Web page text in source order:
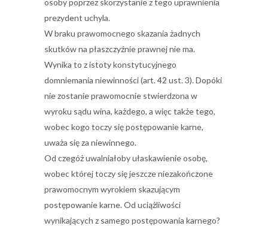
osoby poprzez skorzystanie z tego uprawnienia
prezydent uchyla.
W braku prawomocnego skazania żadnych
skutków na płaszczyźnie prawnej nie ma.
Wynika to z istoty konstytucyjnego
domniemania niewinności (art. 42 ust. 3). Dopóki
nie zostanie prawomocnie stwierdzona w
wyroku sądu wina, każdego, a więc także tego,
wobec kogo toczy się postępowanie karne,
uważa się za niewinnego.
Od czegóż uwalniałoby ułaskawienie osobę,
wobec której toczy się jeszcze niezakończone
prawomocnym wyrokiem skazującym
postępowanie karne. Od uciążliwości
wynikających z samego postępowania karnego?